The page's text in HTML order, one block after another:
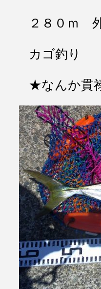
２８０ｍ
カゴ釣り
★なんか貫